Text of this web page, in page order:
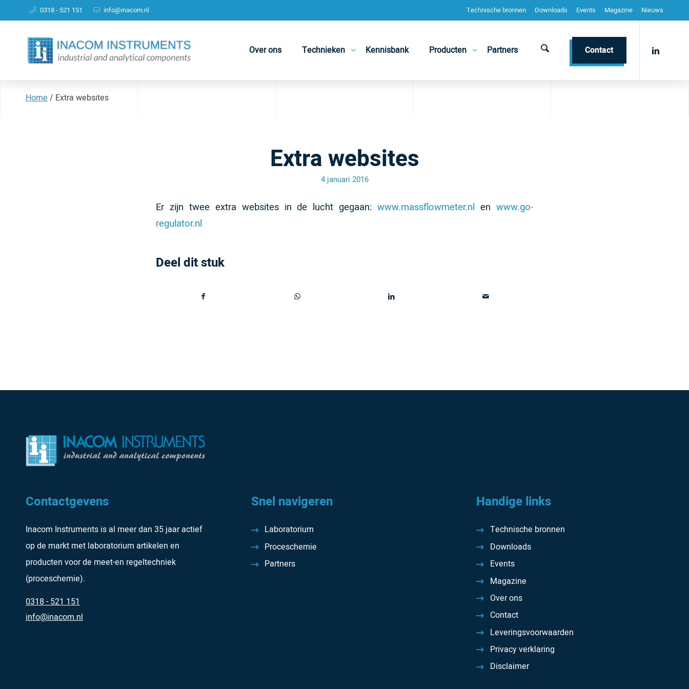
Technische bronnen Downloads Events Magazine Nieuws
0318 - 521 151 info@inacom.nl
Over ons Technieken Kennisbank Producten Partners Contact
Home/ Extra websites
Extra websites
4 januari 2016
Er zijn twee extra websites in de lucht gegaan:www.massflowmeter.nl enwww.go-
regulator.nl
Deel dit stuk
Contactgevens
Inacom Instruments is al meer dan 35 jaar actief
op de markt met laboratorium artikelen en
producten voor de meet-en regeltechniek
(proceschemie).
0318 - 521 151
info@inacom.nl
Snel navigeren
Laboratorium
Proceschemie
Partners
Handige links
Technische bronnen
Downloads
Events
Magazine
Over ons
Contact
Leveringsvoorwaarden
Privacy verklaring
Disclaimer